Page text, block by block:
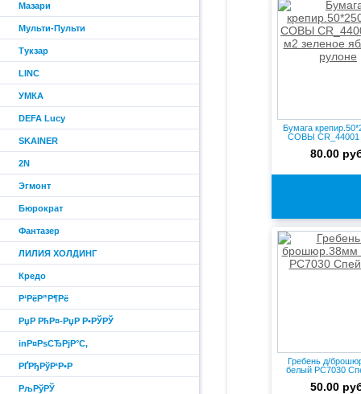
Мазари
Мульти-Пульти
Тукзар
LINC
УМКА
DEFA Lucy
SKAINER
2N
Эгмонт
Бюрократ
Фантазер
ЛИЛИЯ ХОЛДИНГ
Кредо
Р‘РёР”Р¶Рё
РџР РћР¤-РџР Р•РЎРЎ
inР¤РѕСЂРјР°С‚
РҐРђРўР‘Р•Р
РљРўРЎ
Бумага
СОВЫ CR_44001
80.00
Гребень д/
белый PC7030
50.00